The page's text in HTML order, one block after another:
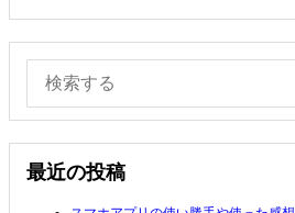
最近の投稿